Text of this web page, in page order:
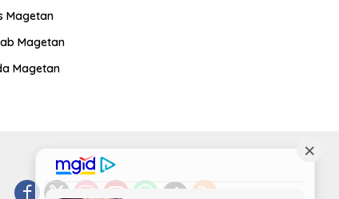
Magetan
Magetan
Magetan